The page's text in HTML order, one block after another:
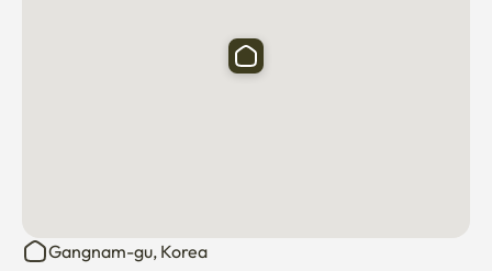
リラックスしましょう。 Gangnam Stayは、家から離れ
た快適な家を提供するために設計されています。
Gangnam-gu, Korea